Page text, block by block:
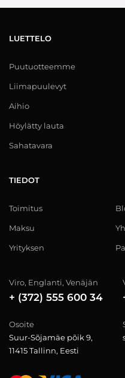
LUETTELO
Puutuotteemme
Liimapuulevyt
Aihio
Höylätty lauta
Sahatavara
TIEDOT
Toimitus
Maksu
Yrityksen
Viro, Englanti, Venäjän
+ (372) 555 600 34
Osoite
Suur-Sõjamäe põik 9,
11415 Tallinn, Eesti